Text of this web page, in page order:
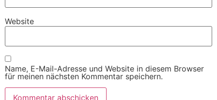
Website
Name, E-Mail-Adresse und Website in diesem Browser
für meinen nächsten Kommentar speichern.